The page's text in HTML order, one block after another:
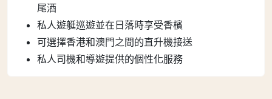
尾酒
私人遊艇巡遊並在日落時享受香檳
可選擇香港和澳門之間的直升機接送
私人司機和導遊提供的個性化服務